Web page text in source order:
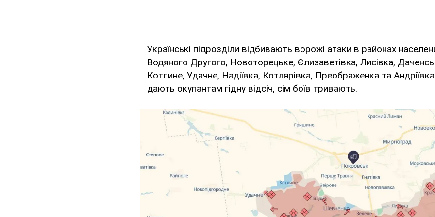
Українські підрозділи відбивають ворожі атаки в районах
Водяного Другого, Новоторецьке, Єлизаветівка, Лисівка,
Котлине, Удачне, Надіївка, Котлярівка, Преображенка та
дають окупантам гідну відсіч, сім боїв тривають.